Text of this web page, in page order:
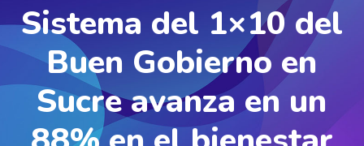
Sistema del 1×10 del
Buen Gobierno en
Sucre avanza en un